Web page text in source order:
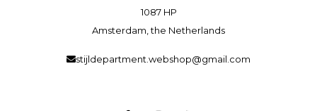
1087 HP
Amsterdam, the Netherlands
stijldepartment.webshop@gmail.com